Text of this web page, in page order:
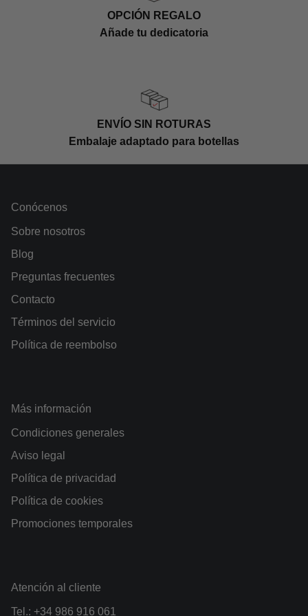
roble francés, lo que le aporta su cuerpo y
estructura característica. Por último, reposa
durante 20 meses más en botella para afinar sus
OPCIÓN REGALO
Añade tu dedicatoria
ENVÍO SIN ROTURAS
Embalaje adaptado para botellas
Conócenos
Sobre nosotros
Blog
Preguntas frecuentes
Contacto
Términos del servicio
Política de reembolso
Más información
Condiciones generales
Aviso legal
Política de privacidad
Política de cookies
Promociones temporales
Atención al cliente
Tel.: +34 986 916 061